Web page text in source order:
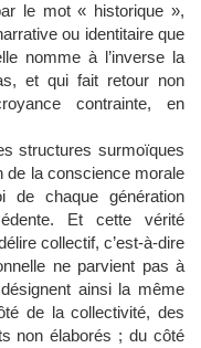
le mot « historique »,
ou identitaire que
nomme à l’inverse la
et qui fait retour non
contrainte, en
structures surmoïques
de la conscience morale
chaque génération
Et cette vérité
collectif, c’est-à-dire
ne parvient pas à
ainsi la même
de la collectivité, des
non élaborés ; du côté